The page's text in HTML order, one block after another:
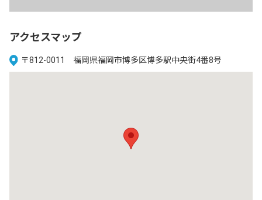
アクセスマップ
〒812-0011 福岡県福岡市博多区博多駅中央街4番8号